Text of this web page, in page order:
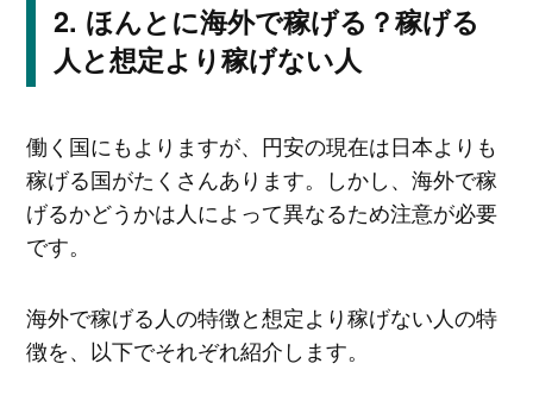
ほんとに海外で稼げる？稼げる
人と想定より稼げない人
働く国にもよりますが、円安の現在は日本よりも
稼げる国がたくさんあります。しかし、海外で稼
げるかどうかは人によって異なるため注意が必要
です。
海外で稼げる人の特徴と想定より稼げない人の特
徴を、以下でそれぞれ紹介します。